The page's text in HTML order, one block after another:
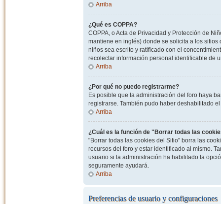
Arriba
¿Qué es COPPA?
COPPA, o Acta de Privacidad y Protección de
mantiene en inglés) donde se solicita a los
niños sea escrito y ratificado con el
recolectar información personal identificable de
Arriba
¿Por qué no puedo registrarme?
Es posible que la administración del foro haya
registrarse. También pudo haber deshabilitado
Arriba
¿Cuál es la función de "Borrar todas las
"Borrar todas las cookies del Sitio" borra las
recursos del foro y estar identificado al mismo.
usuario si la administración ha habilitado la
seguramente ayudará.
Arriba
Preferencias de usuario y configuraciones